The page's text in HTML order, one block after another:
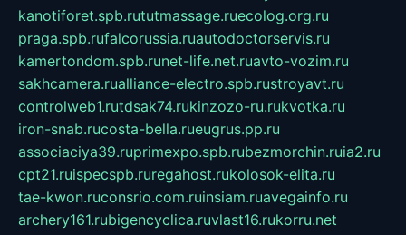
kanotiforet.spb.rututmassage.ruecolog.org.ru
praga.spb.rufalcorussia.ruautodoctorservis.ru
kamertondom.spb.runet-life.net.ruavto-vozim.ru
sakhcamera.rualliance-electro.spb.rustroyavt.ru
controlweb1.rutdsak74.rukinzozo-ru.rukvotka.ru
iron-snab.rucosta-bella.rueugrus.pp.ru
associaciya39.ruprimexpo.spb.rubezmorchin.ruia2.ru
cpt21.ruispecspb.ruregahost.rukolosok-elita.ru
tae-kwon.ruconsrio.com.ruinsiam.ruavegainfo.ru
archery161.rubigencyclica.ruvlast16.rukorru.net